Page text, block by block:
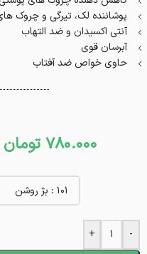
پوشاننده لک، تیرگی و چروک
آنتی اکسیدان و ضد التهاب
آبرسان قوی
حاوی خواص ضد آفتاب
780.000 تومان
-
+